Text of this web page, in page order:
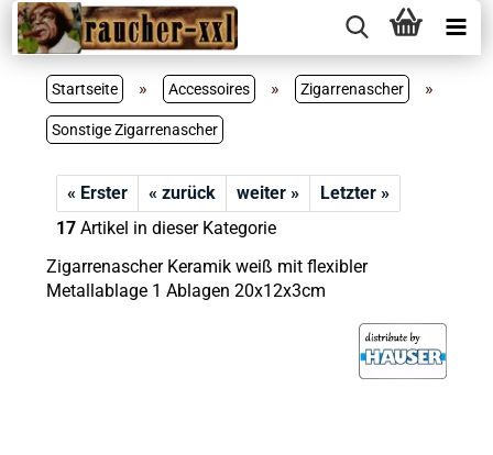
Startseite » Accessoires » Zigarrenascher »
Sonstige Zigarrenascher
« Erster « zurück weiter »
Letzter »
17Artikel in dieser Kategorie
Zigarrenascher Keramik weiß mit flexibler
Metallablage 1 Ablagen 20x12x3cm